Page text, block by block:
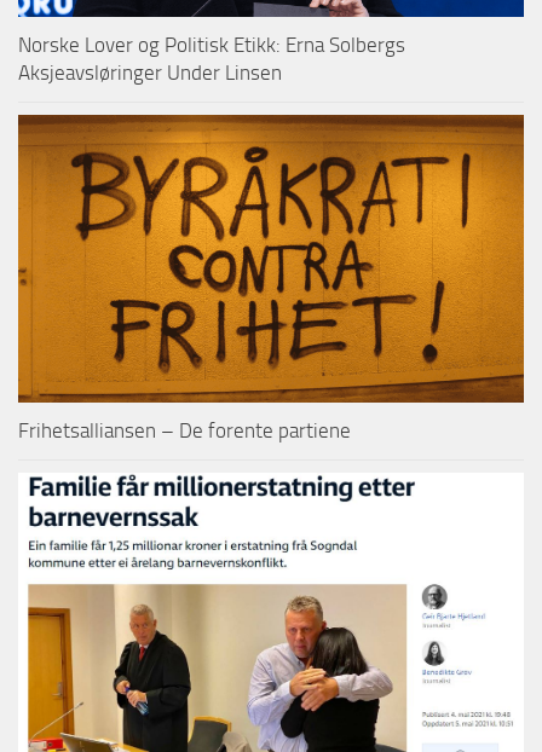
Norske Lover og Politisk Etikk: Erna Solbergs
Aksjeavsløringer Under Linsen
Frihetsalliansen – De forente partiene